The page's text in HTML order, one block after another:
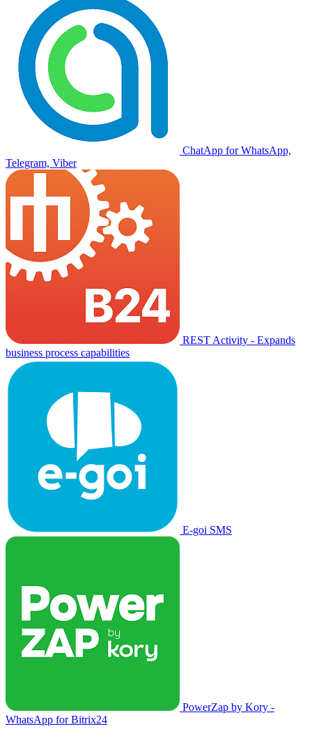
ChatApp for WhatsApp,
Telegram, Viber
REST Activity - Expands
business process capabilities
E-goi SMS
PowerZap by Kory -
WhatsApp for Bitrix24